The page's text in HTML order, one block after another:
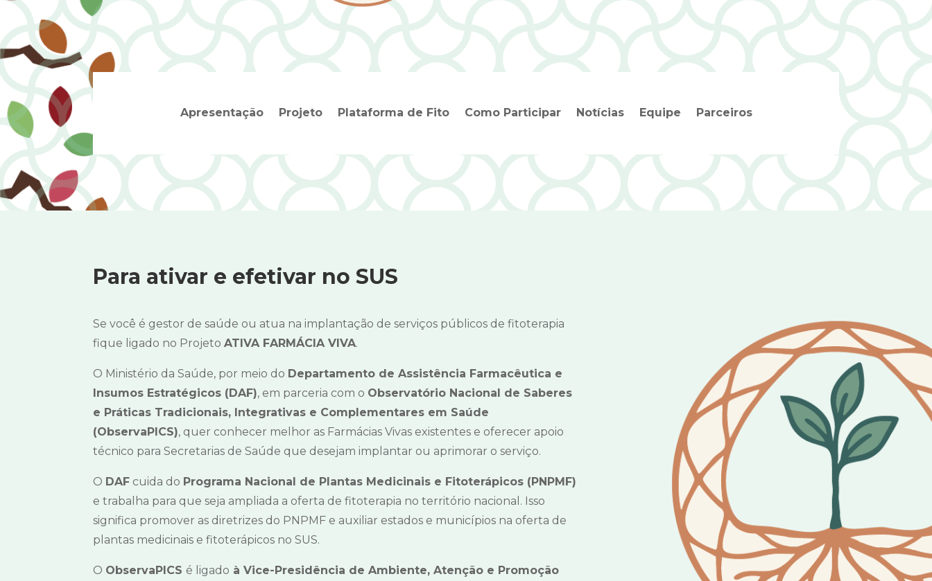
Apresentação Projeto Plataforma de Fito Como Participar Notícias Equipe Parceiros
Para ativar e efetivar no SUS
Se você é gestor de saúde ou atua na implantação de serviços públicos de fitoterapia
fique ligado no ProjetoATIVA FARMÁCIA VIVA.
O Ministério da Saúde, por meio do Departamento de Assistência Farmacêutica e
Insumos Estratégicos (DAF), em parceria com o Observatório Nacional de Saberes
e Práticas Tradicionais, Integrativas e Complementares em Saúde
(ObservaPICS), quer conhecer melhor as Farmácias Vivas existentes e oferecer apoio
técnico para Secretarias de Saúde que desejam implantar ou aprimorar o serviço.
O DAF cuida do Programa Nacional de Plantas Medicinais e Fitoterápicos (PNPMF)
e trabalha para que seja ampliada a oferta de fitoterapia no território nacional. Isso
significa promover as diretrizes do PNPMF e auxiliar estados e municípios na oferta de
plantas medicinais e fitoterápicos no SUS.
O ObservaPICS é ligado à Vice-Presidência de Ambiente, Atenção e Promoção